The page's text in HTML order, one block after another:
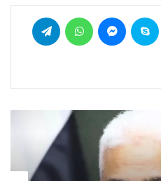
بينتيريست سكايب ماسنجر واتساب